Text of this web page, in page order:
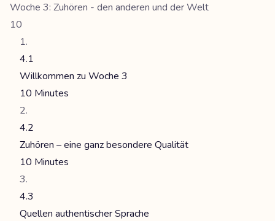
Woche 3: Zuhören - den anderen und der Welt
10
4.1
Willkommen zu Woche 3
10 Minutes
4.2
Zuhören – eine ganz besondere Qualität
10 Minutes
4.3
Quellen authentischer Sprache